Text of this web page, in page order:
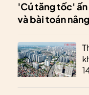
'Cú tăng tốc'
và bài toán